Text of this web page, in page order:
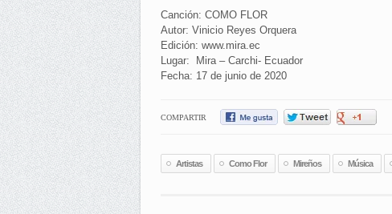
Canción: COMO FLOR
Autor: Vinicio Reyes Orquera
Edición: www.mira.ec
Lugar: Mira – Carchi- Ecuador
Fecha: 17 de junio de 2020
COMPARTIR
Artistas Como Flor Mireños Música